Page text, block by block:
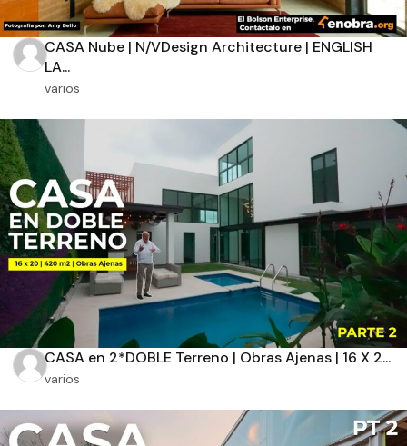
CASA Nube | N/VDesign Architecture | ENGLISH
LA...
varios
CASA en 2*DOBLE Terreno | Obras Ajenas | 16 X 2...
varios
m2 de terreno
Aplicar filtros